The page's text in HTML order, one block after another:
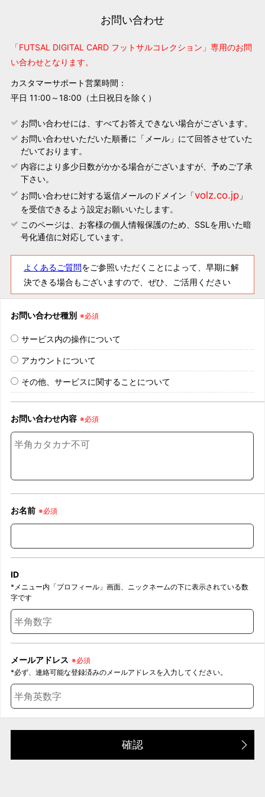
お問い合わせ
「FUTSAL DIGITAL CARD フットサルコレクション」専用のお問
い合わせとなります。
カスタマーサポート営業時間：
平日 11:00～18:00（土日祝日を除く）
お問い合わせには、すべてお答えできない場合がございます。
お問い合わせいただいた順番に「メール」にて回答させていた
だいております。
内容により多少日数がかかる場合がございますが、予めご了承
下さい。
お問い合わせに対する返信メールのドメイン「volz.co.jp」
を受信できるよう設定お願いいたします。
このページは、お客様の個人情報保護のため、SSLを用いた暗
号化通信に対応しています。
よくあるご質問をご参照いただくことによって、早期に解
決できる場合もございますので、ぜひ、ご活用ください
お問い合わせ種別 ※必須
サービス内の操作について
アカウントについて
その他、サービスに関することについて
お問い合わせ内容 ※必須
お名前 ※必須
ID
*メニュー内「プロフィール」画面、ニックネームの下に表示されている数
字です
メールアドレス ※必須
*必ず、連絡可能な登録済みのメールアドレスを入力してください。